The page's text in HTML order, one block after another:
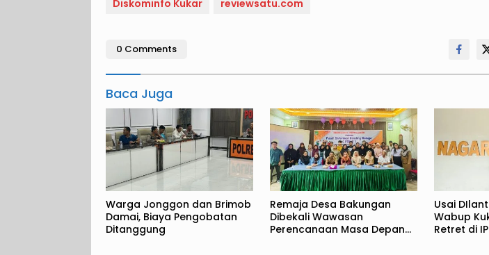
Diskominfo Kukar reviewsatu.com
0 Comments
Baca Juga
Warga Jonggon dan Brimob
Damai, Biaya Pengobatan
Ditanggung
Remaja Desa Bakungan
Dibekali Wawasan
Perencanaan Masa Depan
Usai
Wabup
Retret di